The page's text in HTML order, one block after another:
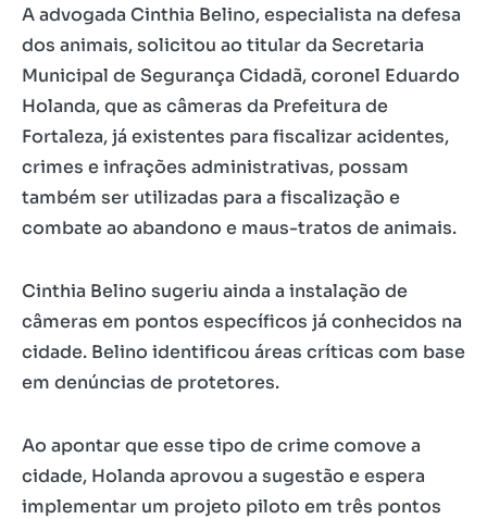
A advogada Cinthia Belino, especialista na defesa
dos animais, solicitou ao titular da Secretaria
Municipal de Segurança Cidadã, coronel Eduardo
Holanda, que as câmeras da Prefeitura de
Fortaleza, já existentes para fiscalizar acidentes,
crimes e infrações administrativas, possam
também ser utilizadas para a fiscalização e
combate ao abandono e maus-tratos de animais.
Cinthia Belino sugeriu ainda a instalação de
câmeras em pontos específicos já conhecidos na
cidade. Belino identificou áreas críticas com base
em denúncias de protetores.
Ao apontar que esse tipo de crime comove a
cidade, Holanda aprovou a sugestão e espera
implementar um projeto piloto em três pontos